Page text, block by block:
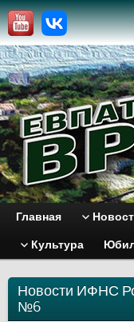
Главная
Культура
Новости ИФНС
№6